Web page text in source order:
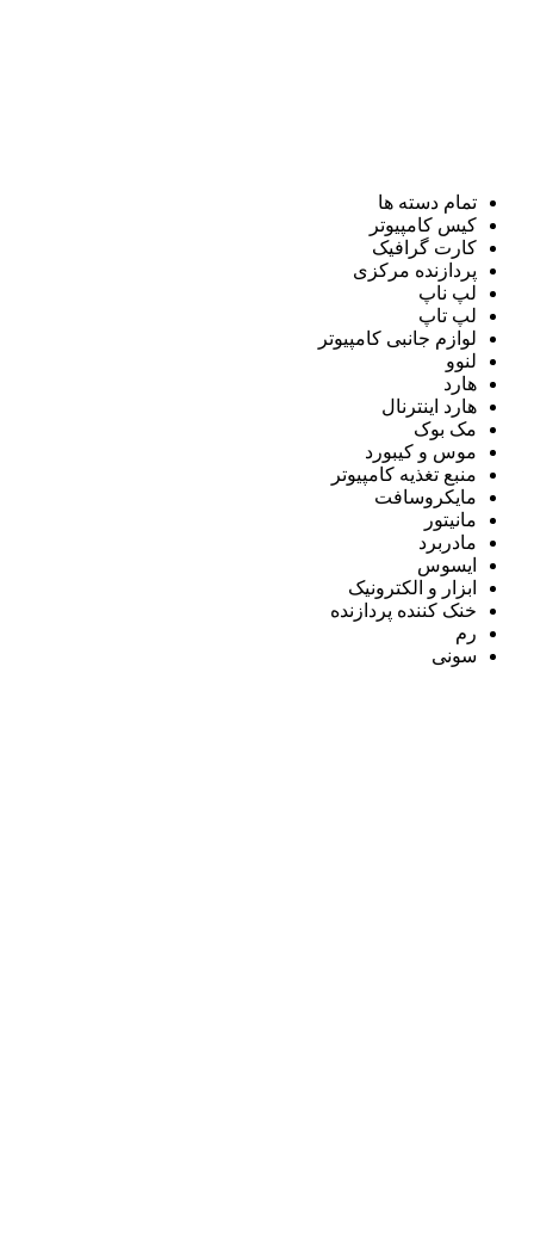
تمام دسته ها
کیس کامپیوتر
کارت گرافیک
پردازنده مرکزی
لپ ناپ
لپ تاپ
لوازم جانبی کامپیوتر
لنوو
هارد
هارد اینترنال
مک بوک
موس و کیبورد
منبع تغذیه کامپیوتر
مایکروسافت
مانیتور
مادربرد
ایسوس
ابزار و الکترونیک
خنک کننده پردازنده
رم
سونی